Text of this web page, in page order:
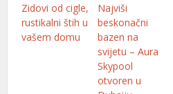
Zidovi od cigle,
rustikalni štih u
vašem domu
Najviši
beskonačni
bazen na
svijetu – Aura
Skypool
otvoren u